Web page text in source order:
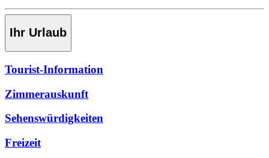
Ihr Urlaub
Tourist-Information
Zimmerauskunft
Sehenswürdigkeiten
Freizeit